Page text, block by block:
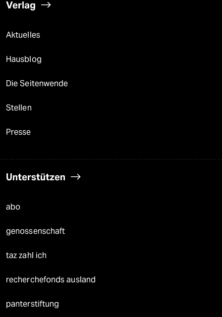
Verlag
Aktuelles
Hausblog
Die Seitenwende
Stellen
Presse
Unterstützen
abo
genossenschaft
taz zahl ich
recherchefonds ausland
panterstiftung